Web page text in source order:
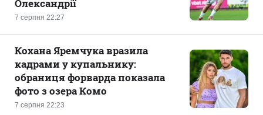
7 серпня 22:27
Олександрії
7 серпня 22:23
Кохана Яремчука вразила
кадрами у купальнику:
обраниця форварда показала
фото з озера Комо